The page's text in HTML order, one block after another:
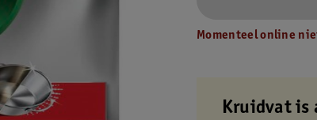
Momenteel online
Kruidvat is